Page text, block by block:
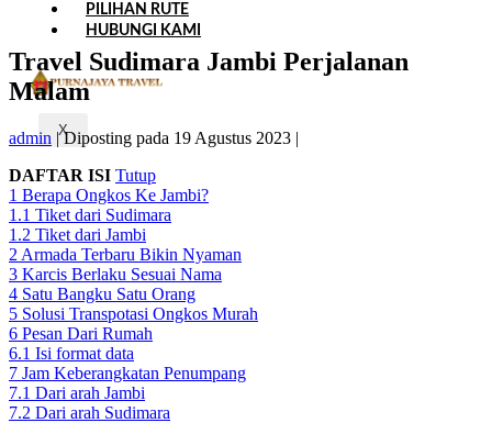
PILIHAN RUTE
HUBUNGI KAMI
X
Travel Sudimara Jambi Perjalanan
Malam
admin |Diposting pada 19 Agustus 2023 |
DAFTAR ISI Tutup
1 Berapa Ongkos Ke Jambi?
1.1 Tiket dari Sudimara
1.2 Tiket dari Jambi
2 Armada Terbaru Bikin Nyaman
3 Karcis Berlaku Sesuai Nama
4 Satu Bangku Satu Orang
5 Solusi Transpotasi Ongkos Murah
6 Pesan Dari Rumah
6.1 Isi format data
7 Jam Keberangkatan Penumpang
7.1 Dari arah Jambi
7.2 Dari arah Sudimara